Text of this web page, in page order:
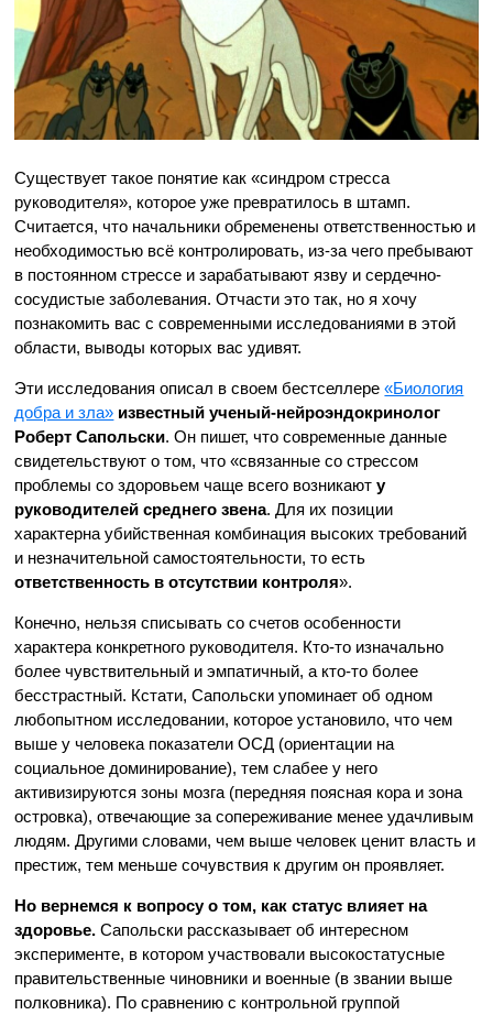
Существует такое понятие как «синдром стресса
руководителя», которое уже превратилось в штамп.
Считается, что начальники обременены ответственностью и
необходимостью всё контролировать, из-за чего пребывают
в постоянном стрессе и зарабатывают язву и сердечно-
сосудистые заболевания. Отчасти это так, но я хочу
познакомить вас с современными исследованиями в этой
области, выводы которых вас удивят.
Эти исследования описал в своем бестселлере«Биология
добра и зла» известный ученый-нейроэндокринолог
Роберт Сапольски. Он пишет, что современные данные
свидетельствуют о том, что «связанные со стрессом
проблемы со здоровьем чаще всего возникаюту
руководителей среднего звена. Для их позиции
характерна убийственная комбинация высоких требований
и незначительной самостоятельности, то есть
ответственность в отсутствии контроля».
Конечно, нельзя списывать со счетов особенности
характера конкретного руководителя. Кто-то изначально
более чувствительный и эмпатичный, а кто-то более
бесстрастный. Кстати, Сапольски упоминает об одном
любопытном исследовании, которое установило, что чем
выше у человека показатели ОСД (ориентации на
социальное доминирование), тем слабее у него
активизируются зоны мозга (передняя поясная кора и зона
островка), отвечающие за сопереживание менее удачливым
людям. Другими словами, чем выше человек ценит власть и
престиж, тем меньше сочувствия к другим он проявляет.
Но вернемся к вопросу о том, как статус влияет на
здоровье. Сапольски рассказывает об интересном
эксперименте, в котором участвовали высокостатусные
правительственные чиновники и военные (в звании выше
полковника). По сравнению с контрольной группой